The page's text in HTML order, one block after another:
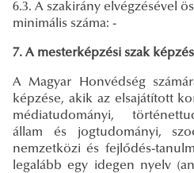
6.3. A szakirány elvégzésével
minimális száma: -
7. A mesterképzési szak
A Magyar Honvédség
képzése, akik az elsajátított
médiatudományi,
állam és jogtudományi,
nemzetközi és fejlődés-
legalább egy idegen nyelv